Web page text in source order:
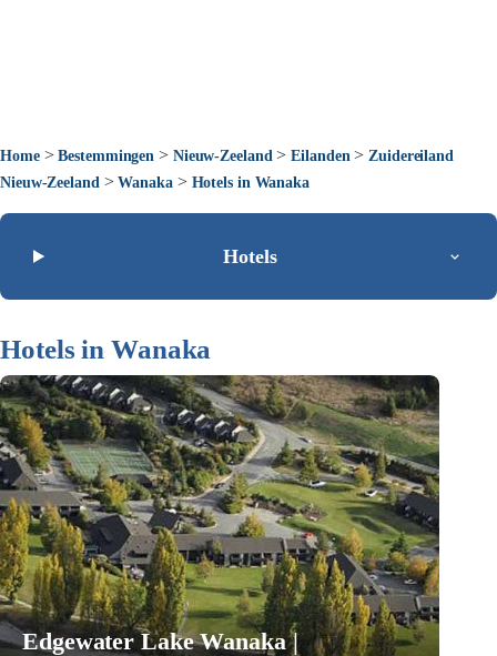
Home>Bestemmingen > Nieuw-Zeeland >Eilanden > Zuidereiland
Nieuw-Zeeland >Wanaka> Hotels in Wanaka
Hotels
Hotels in Wanaka
Edgewater Lake Wanaka |